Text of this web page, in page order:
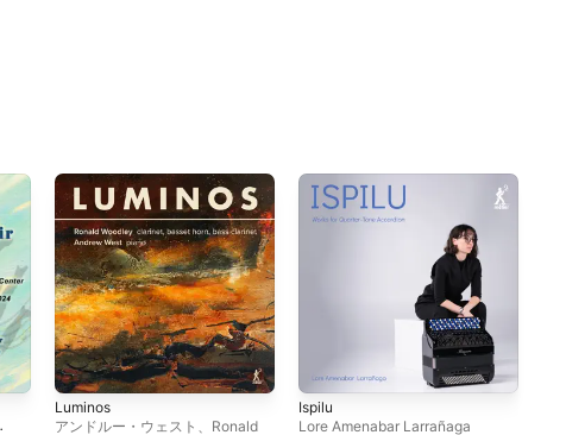
Luminos
アンドルー・ウェスト
Ronald
Ispilu
Lore Amenabar Larrañaga